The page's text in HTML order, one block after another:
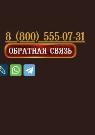
8 (800) 555-07-31
ОБРАТНАЯ СВЯЗЬ